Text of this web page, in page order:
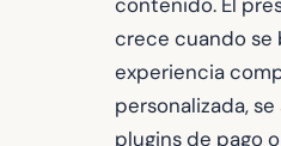
crece cuando se
experiencia
personalizada,
plugins de pago